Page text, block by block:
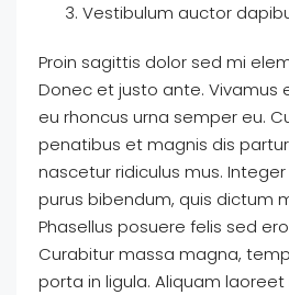
Vestibulum auctor
Proin sagittis dolor sed mi
Donec et justo ante. Vivamus
eu rhoncus urna semper eu.
penatibus et magnis dis
nascetur ridiculus mus.
purus bibendum, quis dictum
Phasellus posuere felis sed
Curabitur massa magna,
porta in ligula. Aliquam